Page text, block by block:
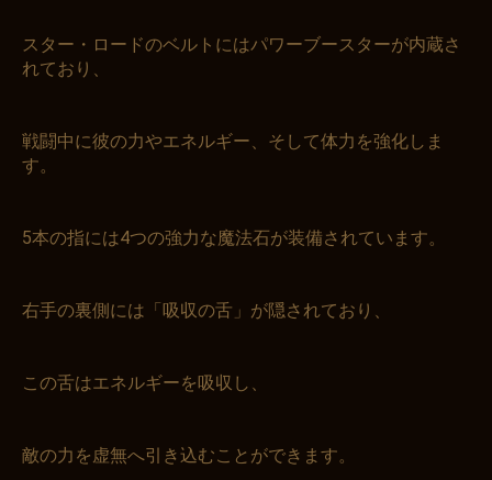
スター・ロードのベルトにはパワーブースターが内蔵さ
れており、
戦闘中に彼の力やエネルギー、そして体力を強化しま
す。
5本の指には4つの強力な魔法石が装備されています。
右手の裏側には「吸収の舌」が隠されており、
この舌はエネルギーを吸収し、
敵の力を虚無へ引き込むことができます。